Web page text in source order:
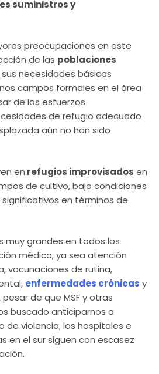
suministros y
preocupaciones en este
de las poblaciones
sus necesidades básicas
campos formales en el área
de los esfuerzos
de refugio adecuado
aún no han sido
en refugios improvisados en
de cultivo, bajo condiciones
en términos de
muy grandes en todos los
médica, ya sea atención
vacunaciones de rutina,
enfermedades crónicas y
de que MSF y otras
buscado anticiparnos a
de violencia, los hospitales e
en el sur siguen con escasez